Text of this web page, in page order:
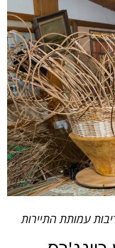
עמותת התיירות